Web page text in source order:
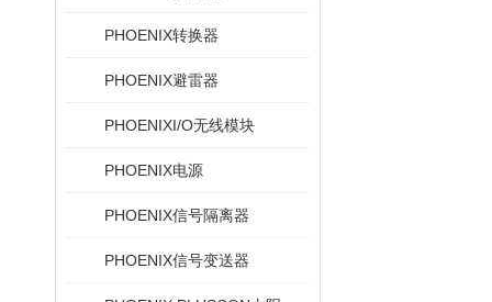
PHOENIX转换器
PHOENIX避雷器
PHOENIXI/O无线模块
PHOENIX电源
PHOENIX信号隔离器
PHOENIX信号变送器